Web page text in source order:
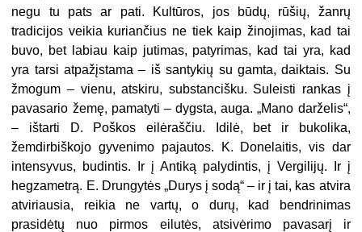
negu tu pats ar pati. Kultūros, jos būdų, rūšių, žanrų
tradicijos veikia kuriančius ne tiek kaip žinojimas, kad tai
buvo, bet labiau kaip jutimas, patyrimas, kad tai yra, kad
yra tarsi atpažįstama – iš santykių su gamta, daiktais. Su
žmogum – vienu, atskiru, substancišku. Suleisti rankas į
pavasario žemę, pamatyti – dygsta, auga. „Mano darželis“,
– ištarti D. Poškos eilėraščiu. Idilė, bet ir bukolika,
žemdirbiškojo gyvenimo pajautos. K. Donelaitis, vis dar
intensyvus, budintis. Ir į Antiką palydintis, į Vergilijų. Ir į
hegzametrą. E. Drungytės „Durys į sodą“ – ir į tai, kas atvira
atviriausia, reikia ne vartų, o durų, kad bendrinimas
prasidėtų nuo pirmos eilutės, atsivėrimo pavasarį ir